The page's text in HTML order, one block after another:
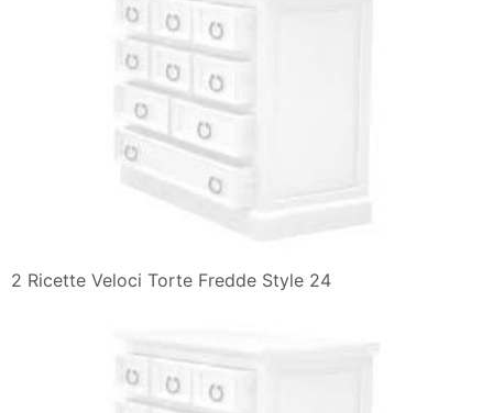
2 Ricette Veloci Torte Fredde Style 24